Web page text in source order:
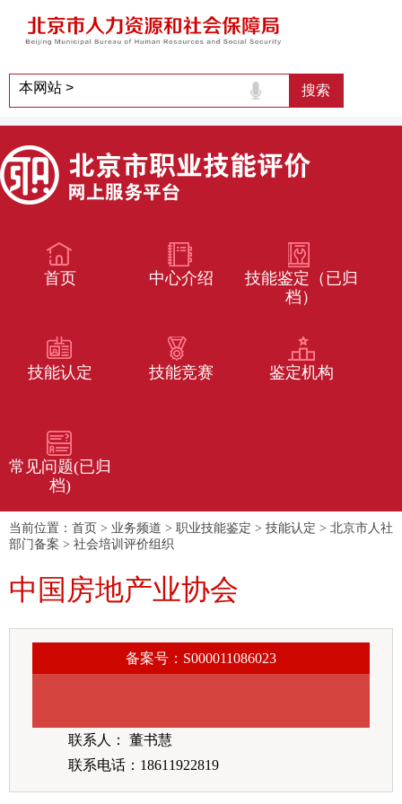
首页 中心介绍
技能鉴定（已归
档）
技能认定 技能竞赛 鉴定机构
常见问题(已归
档)
当前位置： 首页 > 业务频道 > 职业技能鉴定 > 技能认定 > 北京市人社
部门备案 > 社会培训评价组织
中国房地产业协会
备案号：S000011086023
联系人： 董书慧
联系电话：18611922819